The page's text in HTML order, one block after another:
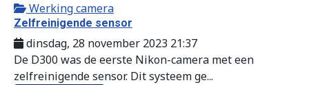
Werking camera
Zelfreinigende sensor
dinsdag, 28 november 2023 21:37
De D300 was de eerste Nikon-camera met een
zelfreinigende sensor. Dit systeem ge...